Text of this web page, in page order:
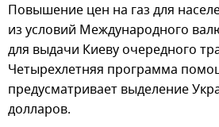
Повышение цен на газ для
из условий Международного
для выдачи Киеву очередного
Четырехлетняя программа
предусматривает выделение
долларов.